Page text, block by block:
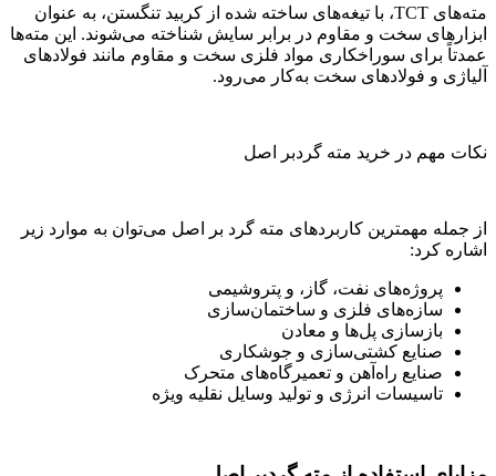
مته‌های TCT، با تیغه‌های ساخته شده از کربید تنگستن، به عنوان
ابزارهای سخت و مقاوم در برابر سایش شناخته می‌شوند. این مته‌ها
عمدتاً برای سوراخکاری مواد فلزی سخت و مقاوم مانند فولاد‌های
آلیاژی و فولاد‌های سخت به‌کار می‌رود.
نکات مهم در خرید مته گردبر اصل
از جمله مهمترین کاربردهای مته گرد بر اصل می‌توان به موارد زیر
اشاره کرد:
پروژه‌های نفت، گاز، و پتروشیمی
سازه‌های فلزی و ساختمان‌سازی
بازسازی پل‌ها و معادن
صنایع کشتی‌سازی و جوشکاری
صنایع راه‌آهن و تعمیرگاه‌های متحرک
تاسیسات انرژی و تولید وسایل نقلیه ویژه